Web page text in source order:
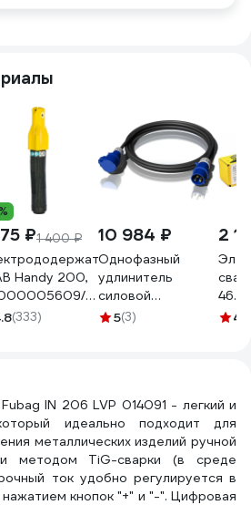
₽1 400 ₽
Handy 200,
(333)
10 984 ₽
Однофазный
удлинитель
силовой
ALPENBOX32A 10
5(3)
2
мм; 4
4.7
IN 206 LVP 014091 - легкий и
идеально подходит для
металлических изделий ручной
методом ТiG-сварки (в среде
ток удобно регулируется в
кнопок "+" и "-". Цифровая